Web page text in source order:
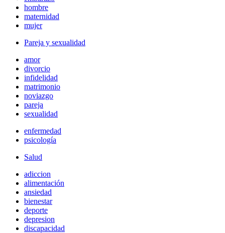
hombre
maternidad
mujer
Pareja y sexualidad
amor
divorcio
infidelidad
matrimonio
noviazgo
pareja
sexualidad
enfermedad
psicología
Salud
adiccion
alimentación
ansiedad
bienestar
deporte
depresion
discapacidad